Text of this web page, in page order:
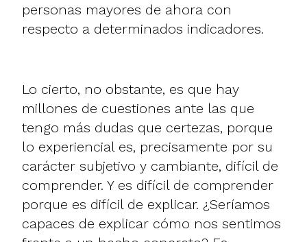
personas mayores de ahora con
respecto a determinados indicadores.
Lo cierto, no obstante, es que hay
millones de cuestiones ante las que
tengo más dudas que certezas, porque
lo experiencial es, precisamente por su
carácter subjetivo y cambiante, difícil de
comprender. Y es difícil de comprender
porque es difícil de explicar. ¿Seríamos
capaces de explicar cómo nos sentimos